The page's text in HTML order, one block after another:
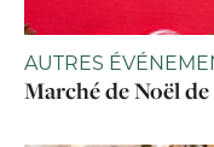
AUTRES
Marché de Noël